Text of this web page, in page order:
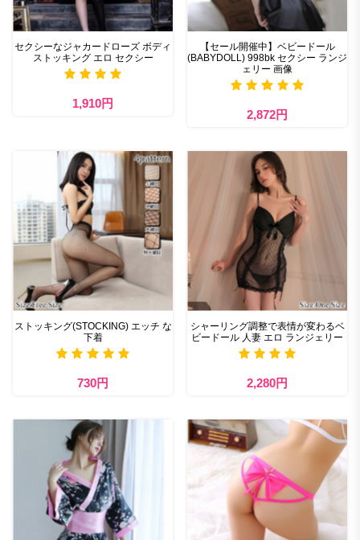
セクシーなジャカードローズ ボディ
ストッキング エロ セクシー
1,910円
【セール開催中】ベビードール
(BABYDOLL) 998bk セクシー ランジ
ェリー 画像
2,872円
ストッキング(STOCKING) エッチ な
下着
730円
シャーリング調整で表情が変わるベ
ビードール 人妻 エロ ランジェリー
2,280円